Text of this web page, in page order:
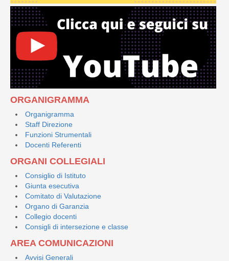
ORGANIGRAMMA
Organigramma
Staff Direzione
Funzioni Strumentali
Docenti Referenti
ORGANI COLLEGIALI
Consiglio di Istituto
Giunta esecutiva
Comitato di Valutazione
Organo di Garanzia
Collegio docenti
Consigli di intersezione e classe
AREA COMUNICAZIONI
Avvisi Generali